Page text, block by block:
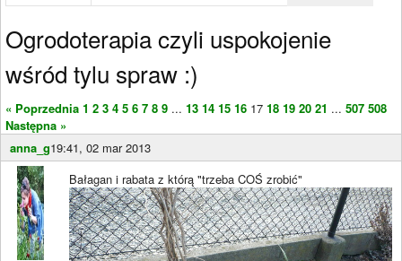
Ogrodoterapia czyli uspokojenie
wśród tylu spraw :)
« Poprzednia 1 2 3 4 5 6 7 8 9 ... 13 14 15 16 17 18 19 20 21 ... 507 508
Następna »
anna_g19:41, 02 mar 2013
Bałagan i rabata z którą "trzeba COŚ zrobić"